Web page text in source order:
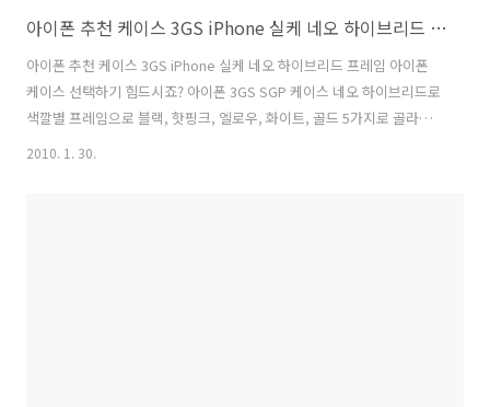
아이폰 추천 케이스 3GS iPhone 실케 네오 하이브리드 프레임
아이폰 추천 케이스 3GS iPhone 실케 네오 하이브리드 프레임 아이폰
케이스 선택하기 힘드시죠? 아이폰 3GS SGP 케이스 네오 하이브리드로
색깔별 프레임으로 블랙, 핫핑크, 엘로우, 화이트, 골드 5가지로 골라서
써보세요. 제가 구매한 네오 하이브리드 케이스는 골드입니다. 제가 구매
2010. 1. 30.